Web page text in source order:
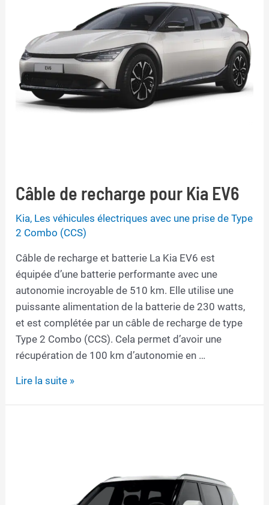
Câble de recharge pour Kia EV6
Kia, Les véhicules électriques avec une prise de Type
2 Combo (CCS)
Câble de recharge et batterie La Kia EV6 est
équipée d’une batterie performante avec une
autonomie incroyable de 510 km. Elle utilise une
puissante alimentation de la batterie de 230 watts,
et est complétée par un câble de recharge de type
Type 2 Combo (CCS). Cela permet d’avoir une
récupération de 100 km d’autonomie en …
Câble
Lire la suite »